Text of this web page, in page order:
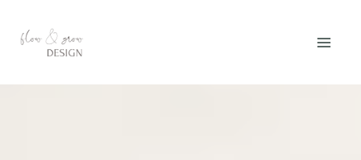
Inhalt
springen